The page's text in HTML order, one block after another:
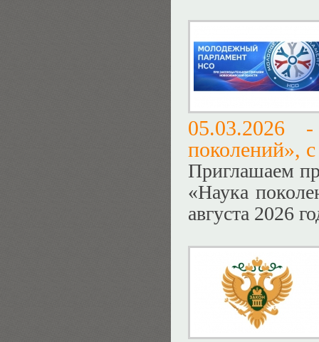
поколений»,
Приглашаем
«Наука
августа 2026